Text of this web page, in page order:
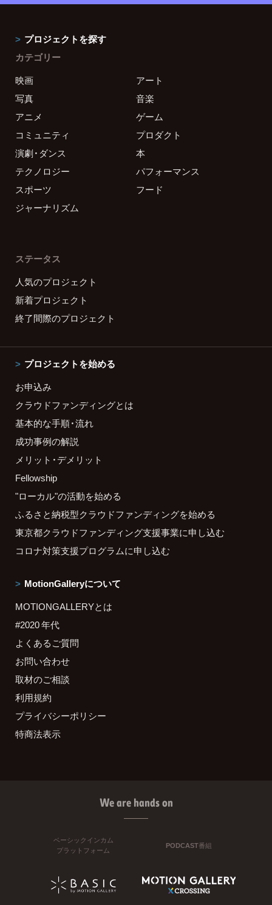
プロジェクトを探す
カテゴリー
映画
アート
写真
音楽
アニメ
ゲーム
コミュニティ
プロダクト
演劇・ダンス
本
テクノロジー
パフォーマンス
スポーツ
フード
ジャーナリズム
ステータス
人気のプロジェクト
新着プロジェクト
終了間際のプロジェクト
プロジェクトを始める
お申込み
クラウドファンディングとは
基本的な手順・流れ
成功事例の解説
メリット・デメリット
Fellowship
"ローカル"の活動を始める
ふるさと納税型クラウドファンディングを始める
東京都クラウドファンディング支援事業に申し込む
コロナ対策支援プログラムに申し込む
MotionGalleryについて
MOTIONGALLERYとは
#2020 年代
よくあるご質問
お問い合わせ
取材のご相談
利用規約
プライバシーポリシー
特商法表示
We are hands on
ベーシックインカム
プラットフォーム
PODCAST番組